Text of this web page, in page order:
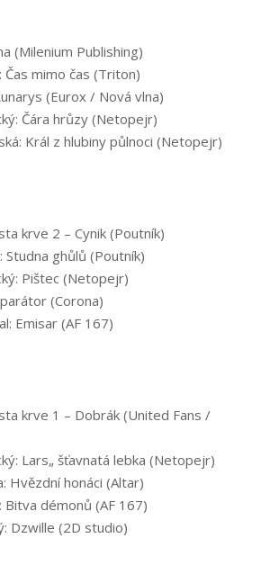
(Milenium Publishing)
Čas mimo čas (Triton)
(Eurox / Nová vlna)
Čára hrůzy (Netopejr)
Král z hlubiny půlnoci (Netopejr)
krve 2 – Cynik (Poutník)
Studna ghůlů (Poutník)
Pištec (Netopejr)
(Corona)
Emisar (AF 167)
krve 1 – Dobrák (United Fans /
Lars„ šťavnatá lebka (Netopejr)
Hvězdní honáci (Altar)
Bitva démonů (AF 167)
Dzwille (2D studio)